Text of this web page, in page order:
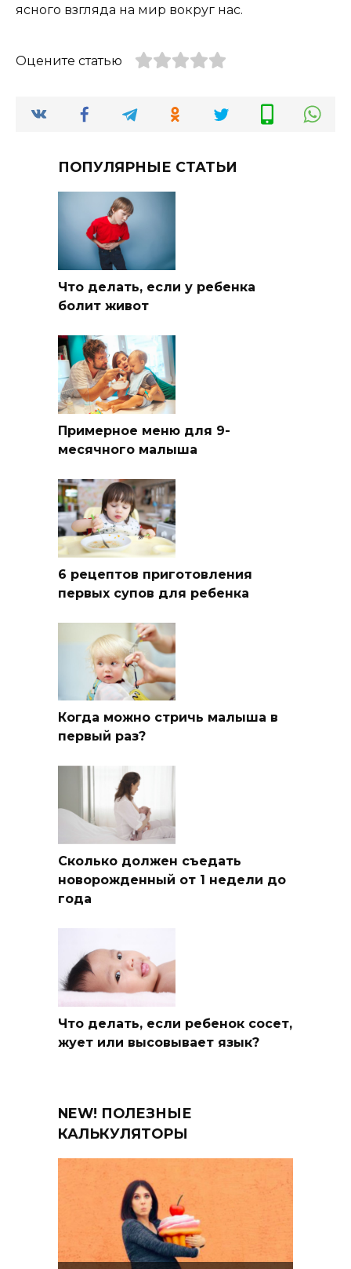
ясного взгляда на мир вокруг нас.
Оцените статью
ПОПУЛЯРНЫЕ СТАТЬИ
Что делать, если у ребенка
болит живот
Примерное меню для 9-
месячного малыша
6 рецептов приготовления
первых супов для ребенка
Когда можно стричь малыша в
первый раз?
Сколько должен съедать
новорожденный от 1 недели до
года
Что делать, если ребенок сосет,
жует или высовывает язык?
NEW! ПОЛЕЗНЫЕ
КАЛЬКУЛЯТОРЫ